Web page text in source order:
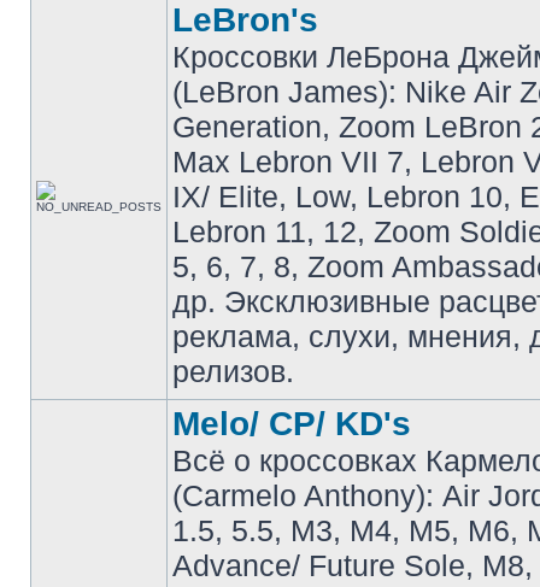
LeBron's
Кроссовки ЛеБрона
(LeBron James): Nike Air
Generation, Zoom LeBron
Max Lebron VII 7, Lebron
IX/ Elite, Low, Lebron 10,
Lebron 11, 12, Zoom
5, 6, 7, 8, Zoom
др. Эксклюзивные
реклама, слухи, мнения,
релизов.
Melo/ CP/ KD's
Всё о кроссовках
(Carmelo Anthony): Air
1.5, 5.5, M3, M4, M5, M6,
Advance/ Future Sole,